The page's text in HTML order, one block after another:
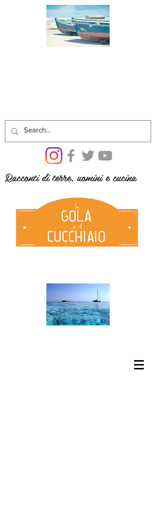
Racconti di terre, uomini e cucina